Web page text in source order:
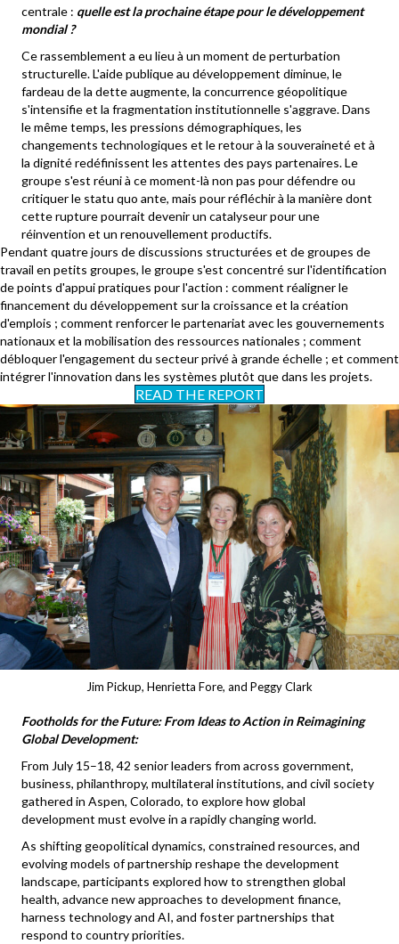
centrale : quelle est la prochaine étape pour le développement
mondial ?
Ce rassemblement a eu lieu à un moment de perturbation
structurelle. L'aide publique au développement diminue, le
fardeau de la dette augmente, la concurrence géopolitique
s'intensifie et la fragmentation institutionnelle s'aggrave. Dans
le même temps, les pressions démographiques, les
changements technologiques et le retour à la souveraineté et à
la dignité redéfinissent les attentes des pays partenaires. Le
groupe s'est réuni à ce moment-là non pas pour défendre ou
critiquer le statu quo ante, mais pour réfléchir à la manière dont
cette rupture pourrait devenir un catalyseur pour une
réinvention et un renouvellement productifs.
Pendant quatre jours de discussions structurées et de groupes de
travail en petits groupes, le groupe s'est concentré sur l'identification
de points d'appui pratiques pour l'action : comment réaligner le
financement du développement sur la croissance et la création
d'emplois ; comment renforcer le partenariat avec les gouvernements
nationaux et la mobilisation des ressources nationales ; comment
débloquer l'engagement du secteur privé à grande échelle ; et comment
intégrer l'innovation dans les systèmes plutôt que dans les projets.
READ THE REPORT
Jim Pickup, Henrietta Fore, and Peggy Clark
Footholds for the Future:From Ideas to Action in Reimagining
Global Development:
From July 15–18, 42 senior leaders from across government,
business, philanthropy, multilateral institutions, and civil society
gathered in Aspen, Colorado, to explore how global
development must evolve in a rapidly changing world.
As shifting geopolitical dynamics, constrained resources, and
evolving models of partnership reshape the development
landscape, participants explored how to strengthen global
health, advance new approaches to development finance,
harness technology and AI, and foster partnerships that
respond to country priorities.